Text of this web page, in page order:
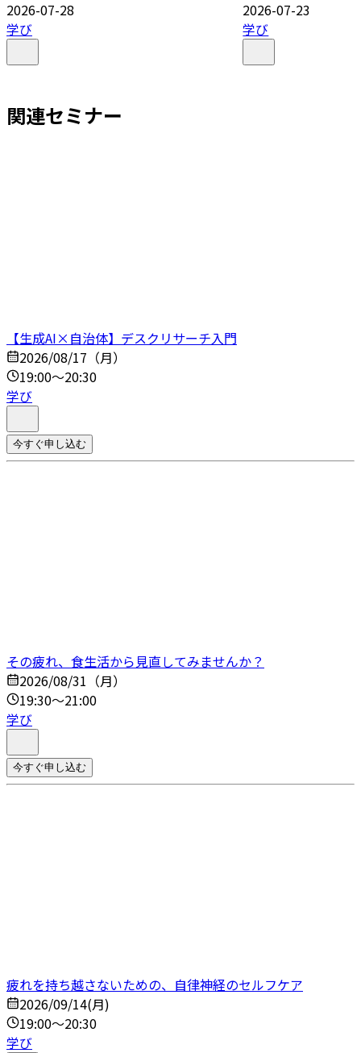
2026-07-28
学び
2026-07-23
学び
関連セミナー
【生成AI×自治体】デスクリサーチ入門
2026/08/17（月）
19:00～20:30
学び
今すぐ申し込む
その疲れ、食生活から見直してみませんか？
2026/08/31（月）
19:30～21:00
学び
今すぐ申し込む
疲れを持ち越さないための、自律神経のセルフケア
2026/09/14(月)
19:00～20:30
学び